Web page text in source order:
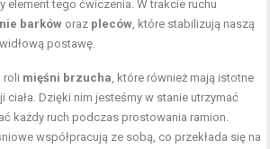
element tego ćwiczenia. W trakcie ruchu
barków oraz pleców, które stabilizują naszą
postawę.
roli mięśni brzucha, które również mają istotne
ciała. Dzięki nim jesteśmy w stanie utrzymać
każdy ruch podczas prostowania ramion.
współpracują ze sobą, co przekłada się na